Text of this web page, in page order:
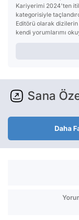
Kariyerimi 2024'ten
kategorisiyle
Editörü olarak dizilerin
kendi yorumlarımı
Sana
Daha